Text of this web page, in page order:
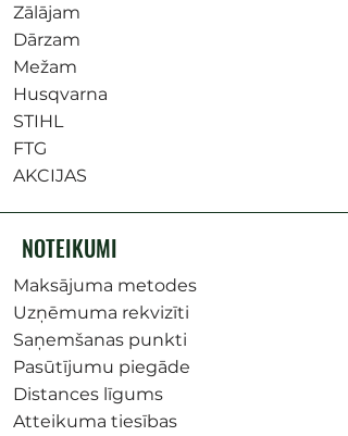
Zālājam
Dārzam
Mežam
Husqvarna
STIHL
FTG
AKCIJAS
NOTEIKUMI
Maksājuma metodes
Uzņēmuma rekvizīti
Saņemšanas punkti
Pasūtījumu piegāde
Distances līgums
Atteikuma tiesības